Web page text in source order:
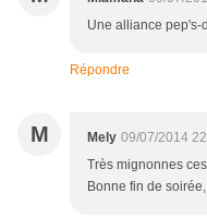
Une alliance pep's-
Répondre
M Mely 09/07/2014
Très mignonnes
Bonne fin de